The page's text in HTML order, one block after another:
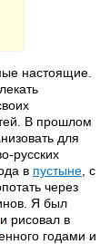
настоящие.
В прошлом
для
русских
в пустыне , с
через
Я был
и рисовал в
годами и